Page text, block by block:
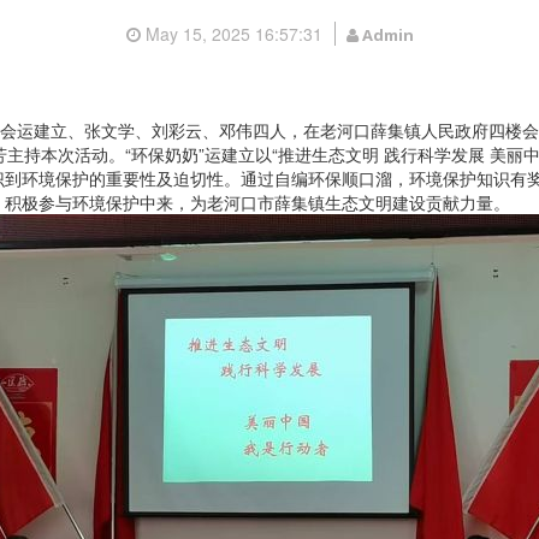
May 15, 2025 16:57:31 Admin
运建立、张文学、刘彩云、邓伟四人，在老河口薛集镇人民政府四楼
持本次活动。 “环保奶奶”运建立以“推进生态文明 践行科学发展 美丽
环境保护的重要性及迫切性。通过自编环保顺口溜，环境保护知识
极参与环境保护中来，为老河口市薛集镇生态文明建设贡献力量。